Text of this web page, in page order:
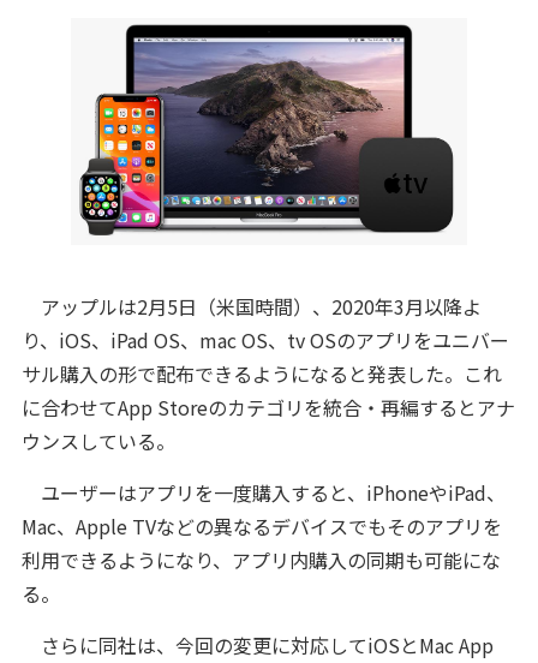
アップルは2月5日（米国時間）、2020年3月以降よ
り、iOS、iPad OS、mac OS、tv OSのアプリをユニバー
サル購入の形で配布できるようになると発表した。これ
に合わせてApp Storeのカテゴリを統合・再編するとアナ
ウンスしている。
ユーザーはアプリを一度購入すると、iPhoneやiPad、
Mac、Apple TVなどの異なるデバイスでもそのアプリを
利用できるようになり、アプリ内購入の同期も可能にな
る。
さらに同社は、今回の変更に対応してiOSとMac App